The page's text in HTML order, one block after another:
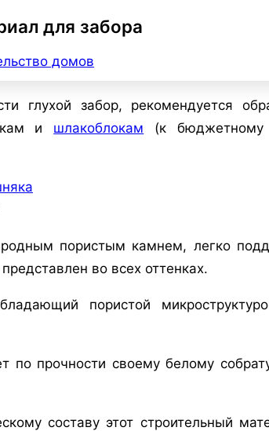
для забора
домов
глухой забор, рекомендуется
и шлакоблокам (к бюджетному
пористым камнем, легко
во всех оттенках.
пористой
по прочности своему белому
составу этот строительный